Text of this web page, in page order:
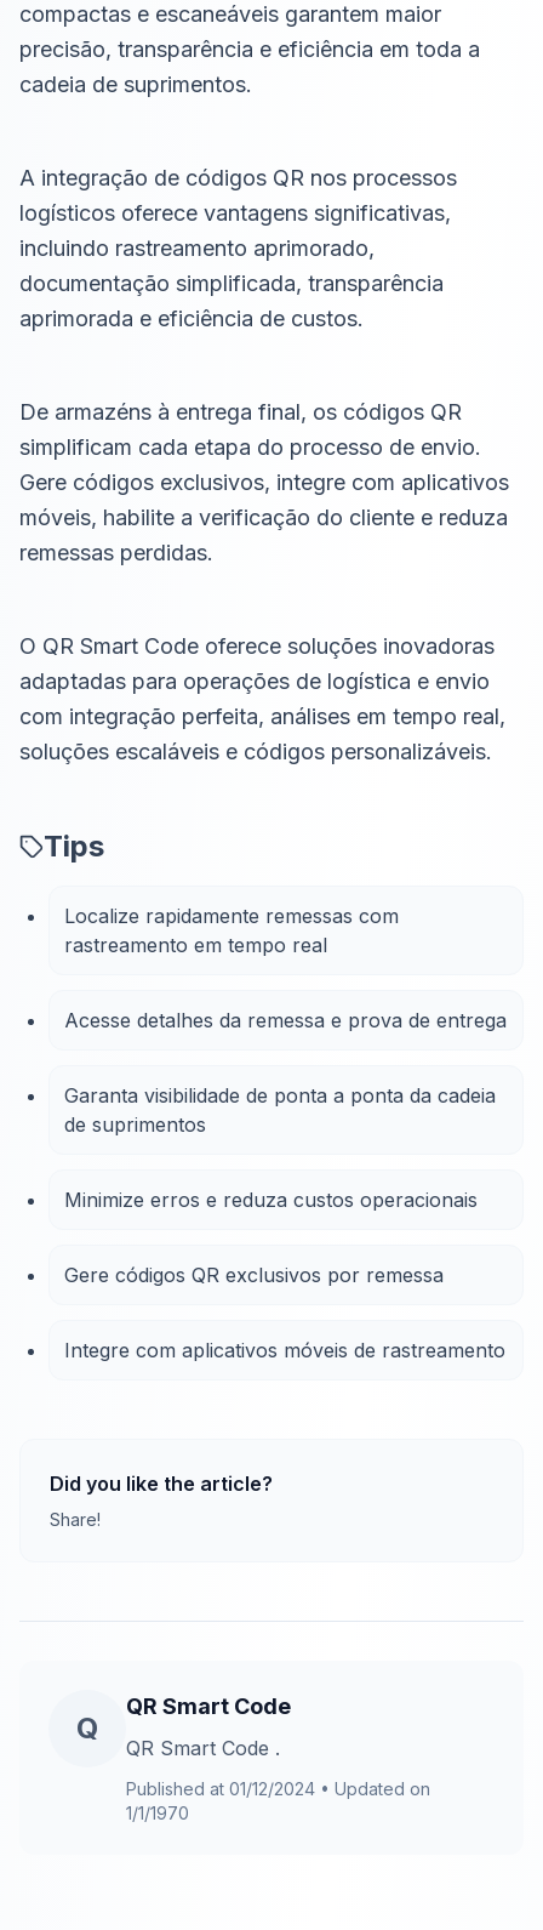
compactas e escaneáveis garantem maior
precisão, transparência e eficiência em toda a
cadeia de suprimentos.
A integração de códigos QR nos processos
logísticos oferece vantagens significativas,
incluindo rastreamento aprimorado,
documentação simplificada, transparência
aprimorada e eficiência de custos.
De armazéns à entrega final, os códigos QR
simplificam cada etapa do processo de envio.
Gere códigos exclusivos, integre com aplicativos
móveis, habilite a verificação do cliente e reduza
remessas perdidas.
O QR Smart Code oferece soluções inovadoras
adaptadas para operações de logística e envio
com integração perfeita, análises em tempo real,
soluções escaláveis e códigos personalizáveis.
Tips
Localize rapidamente remessas com
rastreamento em tempo real
Acesse detalhes da remessa e prova de entrega
Garanta visibilidade de ponta a ponta da cadeia
de suprimentos
Minimize erros e reduza custos operacionais
Gere códigos QR exclusivos por remessa
Integre com aplicativos móveis de rastreamento
Did you like the article?
Share!
Q
QR Smart Code
QR Smart Code .
Published at 01/12/2024 • Updated on
1/1/1970